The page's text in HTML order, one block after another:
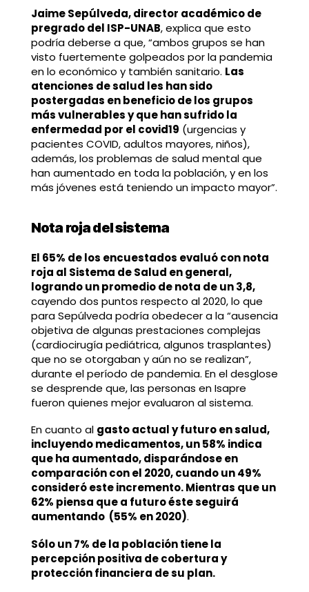
Jaime Sepúlveda, director académico de
pregrado del ISP-UNAB, explica que esto
podría deberse a que, “ambos grupos se han
visto fuertemente golpeados por la pandemia
en lo económico y también sanitario. Las
atenciones de salud les han sido
postergadas en beneficio de los grupos
más vulnerables y que han sufrido la
enfermedad por el covid19 (urgencias y
pacientes COVID, adultos mayores, niños),
además, los problemas de salud mental que
han aumentado en toda la población, y en los
más jóvenes está teniendo un impacto mayor”.
Nota roja del sistema
El 65% de los encuestados evaluó con nota
roja al Sistema de Salud en general,
logrando un promedio de nota de un 3,8,
cayendo dos puntos respecto al 2020, lo que
para Sepúlveda podría obedecer a la “ausencia
objetiva de algunas prestaciones complejas
(cardiocirugía pediátrica, algunos trasplantes)
que no se otorgaban y aún no se realizan”,
durante el período de pandemia. En el desglose
se desprende que, las personas en Isapre
fueron quienes mejor evaluaron al sistema.
En cuanto al gasto actual y futuro en salud,
incluyendo medicamentos, un 58% indica
que ha aumentado, disparándose en
comparación con el 2020, cuando un 49%
consideró este incremento. Mientras que un
62% piensa que a futuro éste seguirá
aumentando (55% en 2020).
Sólo un 7% de la población tiene la
percepción positiva de cobertura y
protección financiera de su plan.